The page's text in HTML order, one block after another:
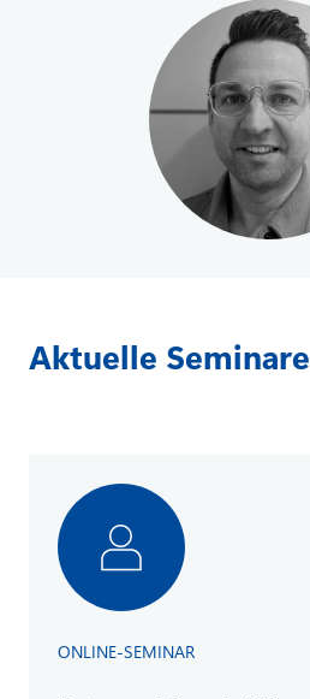
Aktuelle Seminare
ONLINE-SEMINAR